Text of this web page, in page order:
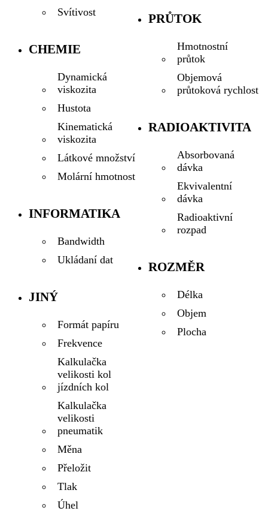
Svítivost
CHEMIE
Dynamická
viskozita
Hustota
Kinematická
viskozita
Látkové množství
Molární hmotnost
INFORMATIKA
Bandwidth
Ukládaní dat
JINÝ
Formát papíru
Frekvence
Kalkulačka
velikosti kol
jízdních kol
Kalkulačka
velikosti
pneumatik
Měna
Přeložit
Tlak
Úhel
PRŮTOK
Hmotnostní
průtok
Objemová
průtoková rychlost
RADIOAKTIVITA
Absorbovaná
dávka
Ekvivalentní
dávka
Radioaktivní
rozpad
ROZMĚR
Délka
Objem
Plocha